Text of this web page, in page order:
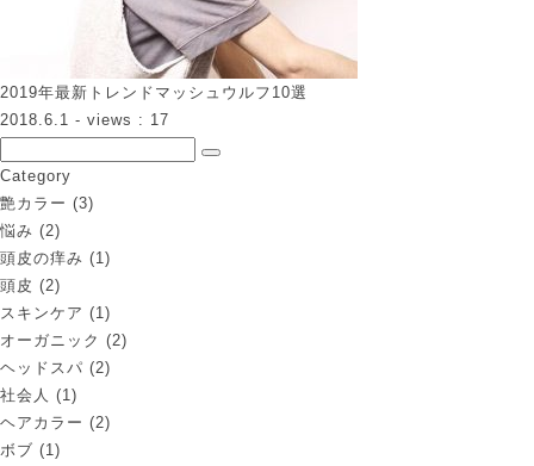
2019年最新トレンドマッシュウルフ10選
2018.6.1 - views : 17
Category
艶カラー (3)
悩み (2)
頭皮の痒み (1)
頭皮 (2)
スキンケア (1)
オーガニック (2)
ヘッドスパ (2)
社会人 (1)
ヘアカラー (2)
ボブ (1)